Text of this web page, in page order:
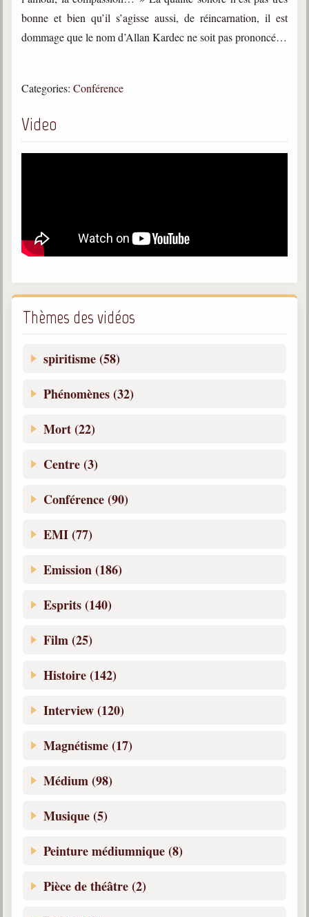
Photos et vidéoscope
Filmothèque
Centres spirites
France
Belgique, Lux. et Canada
Médias spirites
bonne et bien qu’il s’agisse aussi, de réincarnation, il est
dommage que le nom d’Allan Kardec ne soit pas prononcé…
Categories: Conférence
Video
Thèmes des vidéos
spiritisme (58)
Phénomènes (32)
Mort (22)
Centre (3)
Conférence (90)
EMI (77)
Emission (186)
Esprits (140)
Film (25)
Histoire (142)
Interview (120)
Magnétisme (17)
Médium (98)
Musique (5)
Peinture médiumnique (8)
Pièce de théâtre (2)